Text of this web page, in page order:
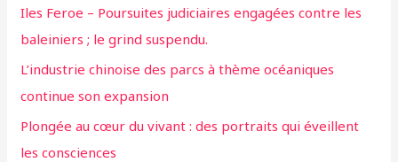
r
:
Iles Feroe – Poursuites judiciaires engagées contre les
baleiniers ; le grind suspendu.
L’industrie chinoise des parcs à thème océaniques
continue son expansion
Plongée au cœur du vivant : des portraits qui éveillent
les consciences